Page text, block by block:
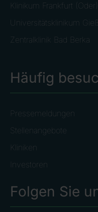
Klinikum Frankfurt (Oder)
Universitätsklinikum
Zentralklinik Bad Berka
Häufig
Pressemeldungen
Stellenangebote
Kliniken
Investoren
Folgen Sie